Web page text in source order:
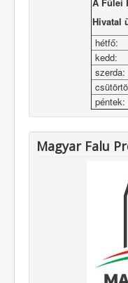
Hivatal
hétfő:
kedd:
szerda:
péntek:
Magyar Falu